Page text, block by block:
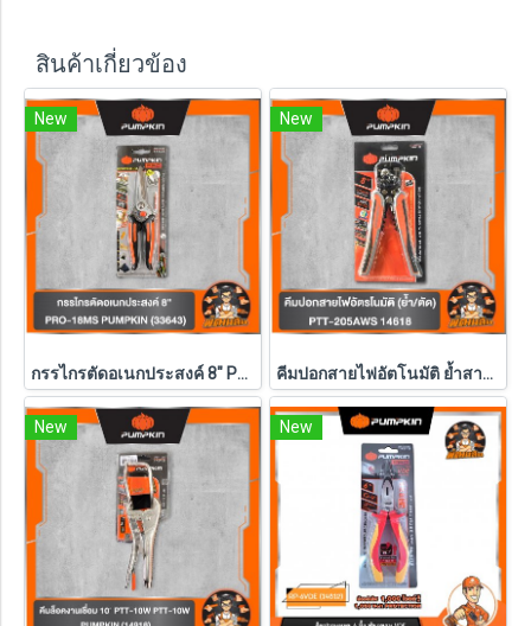
สินค้าเกี่ยวข้อง
New
กรรไกรตัดอเนกประสงค์ 8" PRO-18MS PUMPKIN (33643)
New
คีมปอกสายไฟอัตโนมัติ ย้ำสาย/ตัด PTT-205AWS 14618
New New